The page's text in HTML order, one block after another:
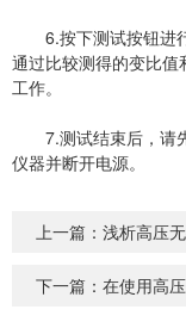
6.按下测试按钮进行
通过比较测得的变比值
工作。
7.测试结束后，请先
仪器并断开电源。
上一篇： 浅析高压
下一篇： 在使用高压